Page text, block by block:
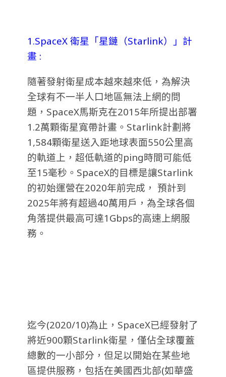
1.SpaceX 衛星「星鏈（Starlink）」計
畫 :
隨著發射衛星成本越來越來低，為解決
全球有不一半人口地區無法上網的問
題，SpaceX馬斯克在2015年所提出部署
1.2萬顆衛星寬帶計畫。 Starlink計劃將
1,584顆衛星送入距地球表面550公里高
的軌道上，超低軌道的ping時間可能低
至15毫秒。 SpaceX的目標是讓Starlink
的初始運營在2020年前完成， 預計到
2025年將有超過40萬用戶，為全球各個
角落提供最高可達1Gbps的高速上網服
務。
迄今(2020/10)為止，SpaceX已經發射了
將近900顆Starlink衛星，僅佔全球覆蓋
總數的一小部分，但足以開始在某些地
區提供服務，包括在美國西北部(如華盛